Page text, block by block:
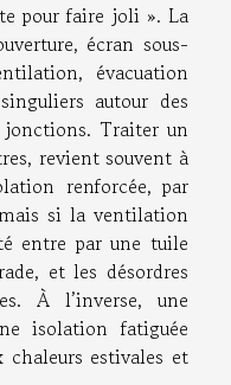
pour faire joli ». La
écran sous-
évacuation
autour des
Traiter un
revient souvent à
renforcée, par
si la ventilation
entre par une tuile
et les désordres
À l’inverse, une
isolation fatiguée
chaleurs estivales et